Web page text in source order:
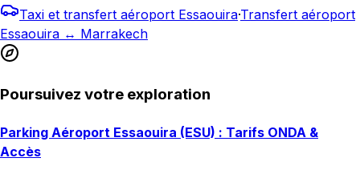
Taxi et transfert aéroport Essaouira·Transfert aéroport
Essaouira ↔ Marrakech
Poursuivez votre exploration
Parking Aéroport Essaouira (ESU) : Tarifs ONDA &
Accès